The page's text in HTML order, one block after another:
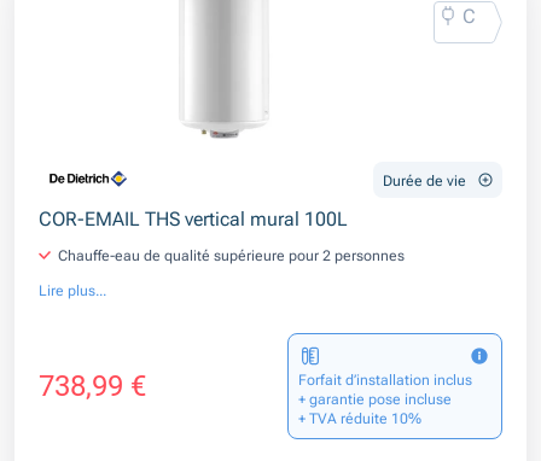
C
Durée de vie
COR-EMAIL THS vertical mural 100L
Chauffe-eau de qualité supérieure pour 2 personnes
Lire plus...
738,99 €
Forfait d’installation inclus
+ garantie pose incluse
+ TVA réduite 10%